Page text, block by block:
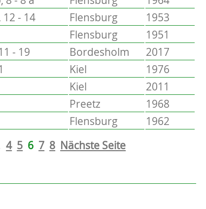
12 - 14
Flensburg
1953
Flensburg
1951
- 19
Bordesholm
2017
Kiel
1976
Kiel
2011
Preetz
1968
Flensburg
1962
4 5 6 7 8 Nächste Seite